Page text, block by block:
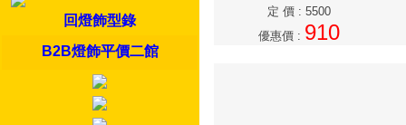
回燈飾型錄
B2B燈飾平價二館
定 價 : 5500
優惠價 : 910